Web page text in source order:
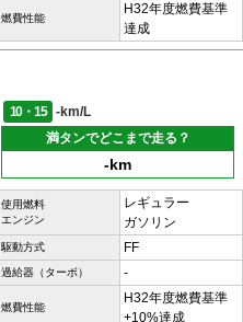
燃費性能
H32年度燃費基準
達成
10・15
-km/L
満タンでどこまで走る？
-km
使用燃料
エンジン
レギュラー
ガソリン
駆動方式 FF
過給器（ターボ） -
燃費性能
H32年度燃費基準
+10%達成